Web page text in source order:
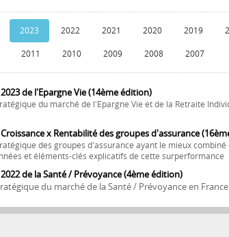
2023 2022 2021 2020 2019
2011 2010 2009 2008 2007
de l'Epargne Vie (14ème édition)
du marché de l'Epargne Vie et de la Retraite
x Rentabilité des groupes d'assurance
des groupes d'assurance ayant le mieux
et éléments-clés explicatifs de cette surperformance
de la Santé / Prévoyance (4ème édition)
du marché de la Santé / Prévoyance en